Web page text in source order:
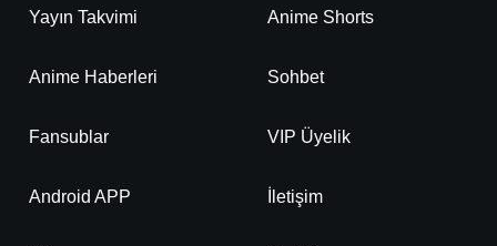
Yayın Takvimi Anime Shorts
Anime Haberleri Sohbet
Fansublar VIP Üyelik
Android APP İletişim